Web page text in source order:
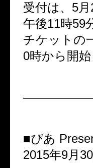
受付は、5
午後11時59
チケットの
0時から開始
■ぴあ
2015年9月